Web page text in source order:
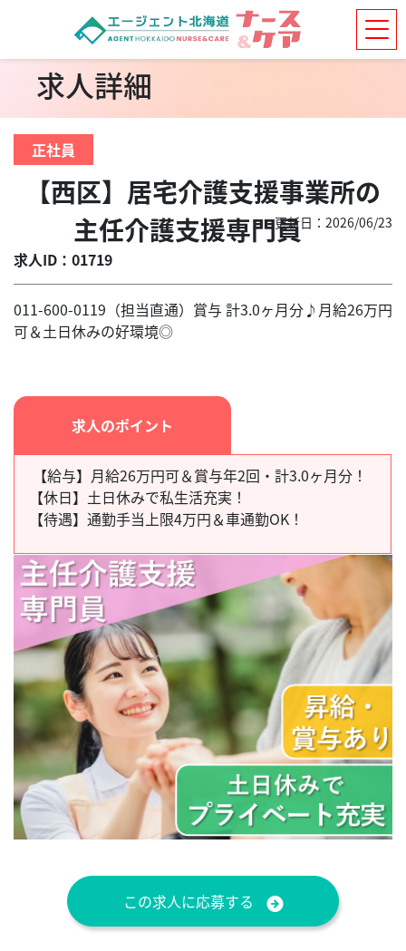
求人詳細
正社員
【西区】居宅介護支援事業所の
主任介護支援専門員
求人ID：01719
更新日：2026/06/23
011-600-0119（担当直通）賞与 計3.0ヶ月分♪月給26万円
可＆土日休みの好環境◎
求人のポイント
【給与】月給26万円可＆賞与年2回・計3.0ヶ月分！
【休日】 土日休みで私生活充実！
【待遇】 通勤手当上限4万円＆車通勤OK！
この求人に応募する